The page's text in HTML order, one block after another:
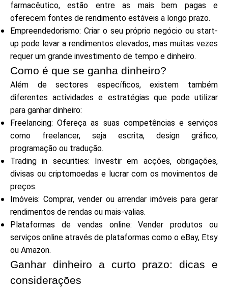
Ajuda
Minha Conta
Obter Financiamento
ask@scrambleup.com
farmacêutico, estão entre as mais bem pagas e
oferecem fontes de rendimento estáveis a longo prazo.
Empreendedorismo: Criar o seu próprio negócio ou start-
up pode levar a rendimentos elevados, mas muitas vezes
requer um grande investimento de tempo e dinheiro.
Como é que se ganha dinheiro?
Além de sectores específicos, existem também
diferentes actividades e estratégias que pode utilizar
para ganhar dinheiro:
Freelancing: Ofereça as suas competências e serviços
como freelancer, seja escrita, design gráfico,
programação ou tradução.
Trading in securities: Investir em acções, obrigações,
divisas ou criptomoedas e lucrar com os movimentos de
preços.
Imóveis: Comprar, vender ou arrendar imóveis para gerar
rendimentos de rendas ou mais-valias.
Plataformas de vendas online: Vender produtos ou
serviços online através de plataformas como o eBay, Etsy
ou Amazon.
Ganhar dinheiro a curto prazo: dicas e
considerações